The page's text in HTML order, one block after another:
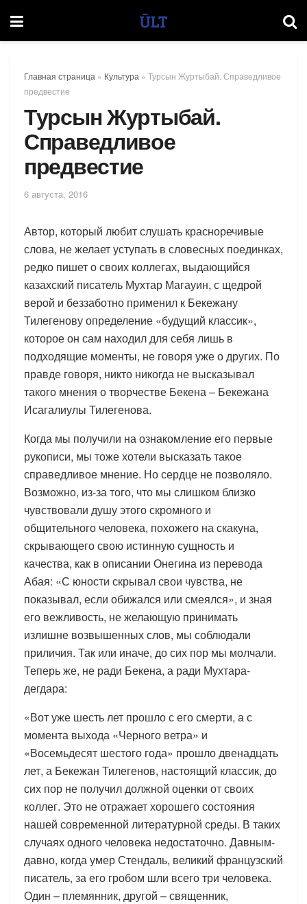
Главная страница » Культура » Турсын Журтыбай. Справедливое
предвестие
Турсын Журтыбай.
Справедливое
предвестие
6 августа, 2016
Автор, который любит слушать красноречивые
слова, не желает уступать в словесных поединках,
редко пишет о своих коллегах, выдающийся
казахский писатель Мухтар Магауин, с щедрой
верой и беззаботно применил к Бекежану
Тилегенову определение «будущий классик»,
которое он сам находил для себя лишь в
подходящие моменты, не говоря уже о других. По
правде говоря, никто никогда не высказывал
такого мнения о творчестве Бекена – Бекежана
Исагалиулы Тилегенова.
Когда мы получили на ознакомление его первые
рукописи, мы тоже хотели высказать такое
справедливое мнение. Но сердце не позволяло.
Возможно, из-за того, что мы слишком близко
чувствовали душу этого скромного и
общительного человека, похожего на скакуна,
скрывающего свою истинную сущность и
качества, как в описании Онегина из перевода
Абая: «С юности скрывал свои чувства, не
показывал, если обижался или смеялся», и зная
его вежливость, не желающую принимать
излишне возвышенных слов, мы соблюдали
приличия. Так или иначе, до сих пор мы молчали.
Теперь же, не ради Бекена, а ради Мухтара-
дегдара:
«Вот уже шесть лет прошло с его смерти, а с
момента выхода «Черного ветра» и
«Восемьдесят шестого года» прошло двенадцать
лет, а Бекежан Тилегенов, настоящий классик, до
сих пор не получил должной оценки от своих
коллег. Это не отражает хорошего состояния
нашей современной литературной среды. В таких
случаях одного человека недостаточно. Давным-
давно, когда умер Стендаль, великий французский
писатель, за его гробом шли всего три человека.
Один – племянник, другой – священник,